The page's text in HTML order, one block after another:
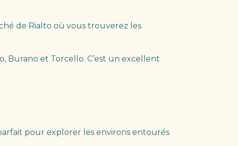
de Rialto où vous trouverez les
Burano et Torcello. C’est un excellent
pour explorer les environs entourés